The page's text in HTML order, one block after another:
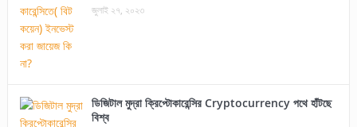
জুলাই ২৭, ২০২৩
ডিজিটাল মুদ্রা ক্রিপ্টোকারেন্সির Cryptocurrency পথে হাঁটছে
বিশ্ব